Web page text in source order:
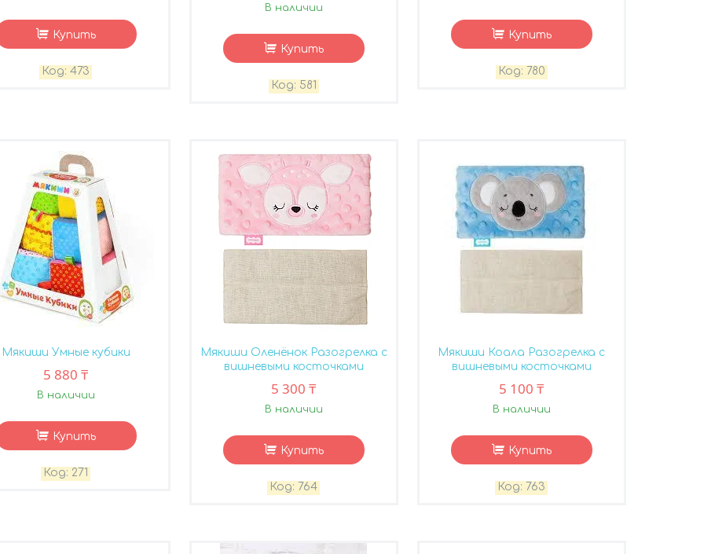
Купить
473
В наличии
Купить
581
Купить
780
Мякиши Умные кубики
5 880 ₸
В наличии
Купить
271
Мякиши Оленёнок Разогрелка с
вишневыми косточками
5 300 ₸
В наличии
Купить
764
Мякиши Коала Разогрелка с
вишневыми косточками
5 100 ₸
В наличии
Купить
763